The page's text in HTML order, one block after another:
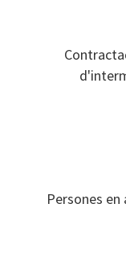
Persones